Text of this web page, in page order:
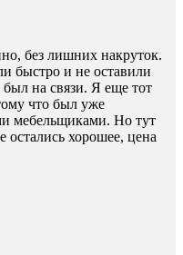
без лишних накруток.
быстро и не оставили
был на связи. Я еще тот
что был уже
мебельщиками. Но тут
остались хорошее, цена